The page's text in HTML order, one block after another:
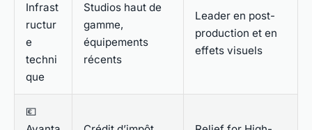
Infrast
ructur
e
techni
que
Studios haut de
gamme,
équipements
récents
Leader en post-
production et en
effets visuels
💶